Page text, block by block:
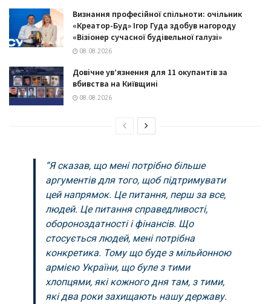
Визнання професійної спільноти: очільник
«Креатор-Буд» Ігор Гуда здобув нагороду
«Візіонер сучасної будівельної галузі»
08.08.2026
Довічне ув’язнення для 11 окупантів за
вбивства на Київщині
08.08.2026
“Я сказав, що мені потрібно більше
аргументів для того, щоб підтримувати
цей напрямок. Це питання, перш за все,
людей. Це питання справедливості,
обороноздатності і фінансів. Що
стосується людей, мені потрібна
конкретика. Тому що буде з мільйонною
армією України, що буле з тими
хлопцями, які кожного дня там, з тими,
які два роки захищають нашу державу.